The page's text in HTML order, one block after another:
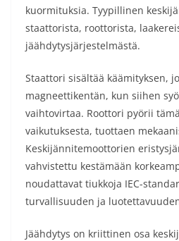
kuormituksia. Tyypillinen
staattorista, roottorista,
jäähdytysjärjestelmästä.
Staattori sisältää käämityksen,
magneettikentän, kun siihen
vaihtovirtaa. Roottori pyörii
vaikutuksesta, tuottaen
Keskijännitemoottorien
vahvistettu kestämään
noudattavat tiukkoja IEC-
turvallisuuden ja
Jäähdytys on kriittinen osa